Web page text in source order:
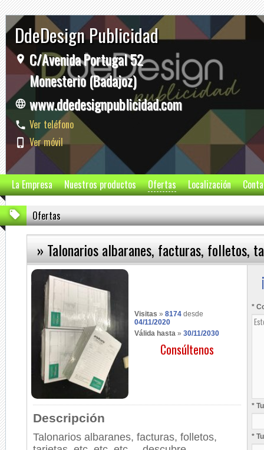
DdeDesign Publicidad
C/Avenida Portugal 52
Monesterio (Badajoz)
www.ddedesignpublicidad.com
Ver teléfono
Ver móvil
La Empresa Nuestros productos Ofertas Localización
Ofertas
» Talonarios albaranes, facturas, folletos,
Visitas » 8174 desde
04/11/2020
Válida hasta » 30/11/2030
Consúltenos
Descripción
Talonarios albaranes, facturas, folletos,
*
*
*